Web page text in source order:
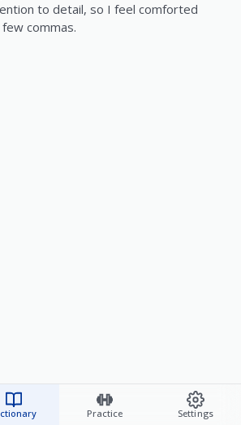
Practice Settings
to detail, so I feel comforted
commas.